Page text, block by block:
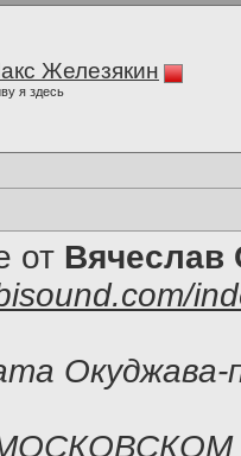
Железякин
я здесь
от Вячеслав
Окуджава-